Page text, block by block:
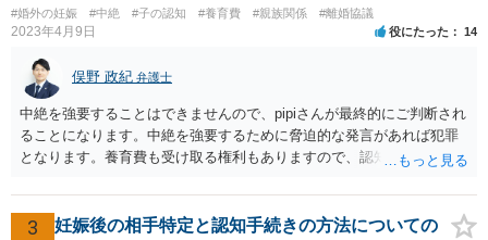
#婚外の妊娠 #中絶 #子の認知 #養育費 #親族関係 #離婚協議
2023年4月9日 役にたった 14
俣野 政紀 弁護士
中絶を強要することはできませんので、pipiさんが最終的にご判断され
ることになります。中絶を強要するために脅迫的な発言があれば犯罪
となります。養育費も受け取る権利もありますので、認知等につきお
勧めします。
3
妊娠後の相手特定と認知手続きの方法についての